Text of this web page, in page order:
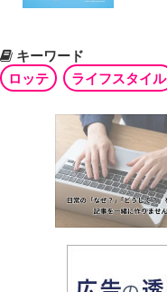
キーワード
ロッテ
ライフスタイル